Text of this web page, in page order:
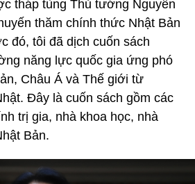
tháp tùng Thủ tướng Nguyễn
thăm chính thức Nhật Bản
đó, tôi đã dịch cuốn sách
năng lực quốc gia ứng phó
Châu Á và Thế giới từ
Đây là cuốn sách gồm các
trị gia, nhà khoa học, nhà
Bản.